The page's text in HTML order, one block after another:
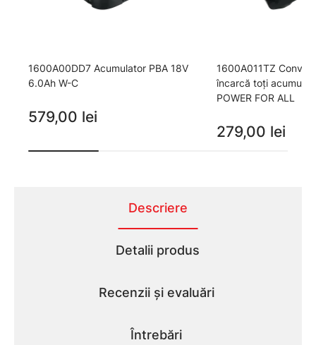
1600A00DD7 Acumulator PBA 18V
6.0Ah W-C
579,00 lei
1600A011TZ
încarcă toţi
POWER FOR ALL
279,00 lei
Descriere
Detalii produs
Recenzii și evaluări
Întrebări